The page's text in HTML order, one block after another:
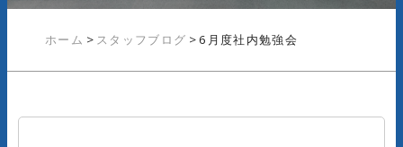
ホーム > スタッフブログ >6月度社内勉強会